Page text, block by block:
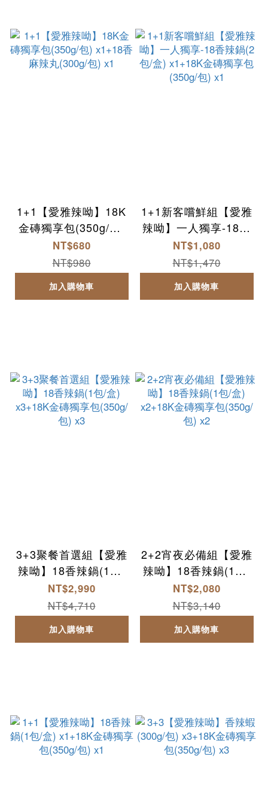
1+1【愛雅辣呦】18K
金磚獨享包(350g/包)
x1+18香麻辣丸(300g/
包) x1
NT$680
NT$980
加入購物車
1+1新客嚐鮮組【愛雅
辣呦】一人獨享-18香
辣鍋(2包/盒) x1+18K
金磚獨享包(350g/包)
x1
NT$1,080
NT$1,470
加入購物車
3+3聚餐首選組【愛雅
辣呦】18香辣鍋(1包/
盒) x3+18K金磚獨享
包(350g/包) x3
NT$2,990
NT$4,710
加入購物車
2+2宵夜必備組【愛雅
辣呦】18香辣鍋(1包/
盒) x2+18K金磚獨享
包(350g/包) x2
NT$2,080
NT$3,140
加入購物車